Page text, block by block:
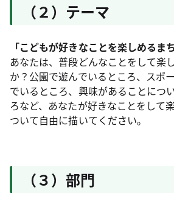
（２）テーマ
「こどもが好きなことを楽しめるま
あなたは、普段どんなことをして楽
か？公園で遊んでいるところ、スポ
でいるところ、興味があることにつ
ろなど、あなたが好きなことをして
ついて自由に描いてください。
（３）部門